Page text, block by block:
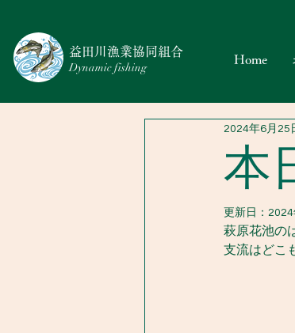
​益田川漁業協同組合
Dynamic fishing
Home
本
2024年6月25
更新日： 2024
萩原花池の
支流はどこ